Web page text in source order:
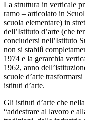
La struttura in verticale
ramo – articolato in
scuola elementare) in
dell’Istituto d’arte (che
concludersi nell’Istituto
non si stabilì
1974 e la gerarchia
1962, anno
scuole d’arte
istituti d’arte.
Gli istituti d’arte che
“addestrare al lavoro e